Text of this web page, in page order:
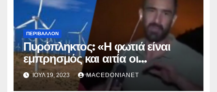
ΠΕΡΙΒΆΛΛΟΝ
Πυρόπληκτος: «Η φωτιά είναι
εμπρησμός και αιτία οι
ανεμογεννήτριες!! »
ΙΟΎΛ 19, 2023 MACEDONIANET